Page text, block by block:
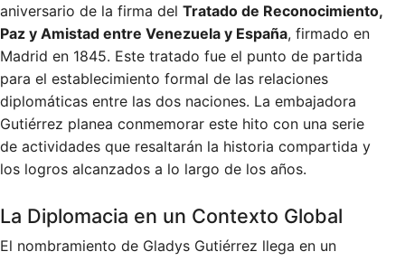
aniversario de la firma del Tratado de Reconocimiento,
Paz y Amistad entre Venezuela y España, firmado en
Madrid en 1845. Este tratado fue el punto de partida
para el establecimiento formal de las relaciones
diplomáticas entre las dos naciones. La embajadora
Gutiérrez planea conmemorar este hito con una serie
de actividades que resaltarán la historia compartida y
los logros alcanzados a lo largo de los años.
La Diplomacia en un Contexto Global
El nombramiento de Gladys Gutiérrez llega en un